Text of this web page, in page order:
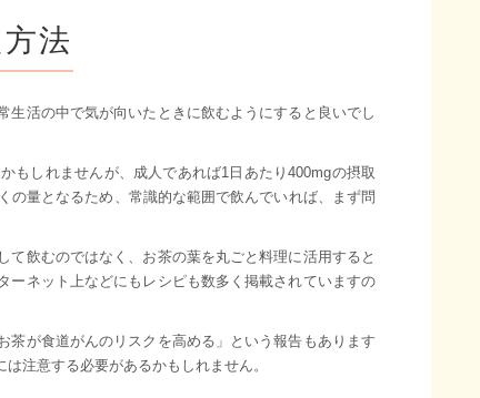
法
活の中で気が向いたときに飲むようにすると良いでし
もしれませんが、成人であれば1日あたり400mgの摂取
の量となるため、常識的な範囲で飲んでいれば、まず問
飲むのではなく、お茶の葉を丸ごと料理に活用すると
ーネット上などにもレシピも数多く掲載されていますの
茶が食道がんのリスクを高める」という報告もあります
注意する必要があるかもしれません。